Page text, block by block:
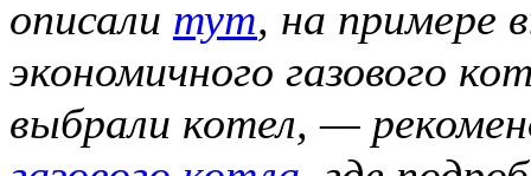
описали тут, на примере
экономичного газового
выбрали котел, —